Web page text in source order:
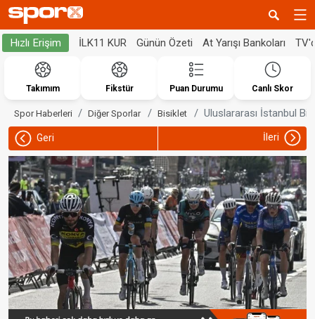
Hızlı Erişim İLK11 KUR Günün Özeti At Yarışı Bankoları
Takımım Fikstür Puan Durumu Canlı Skor
Spor Haberleri Diğer Sporlar Bisiklet Uluslararası İstanbul
Geri İleri